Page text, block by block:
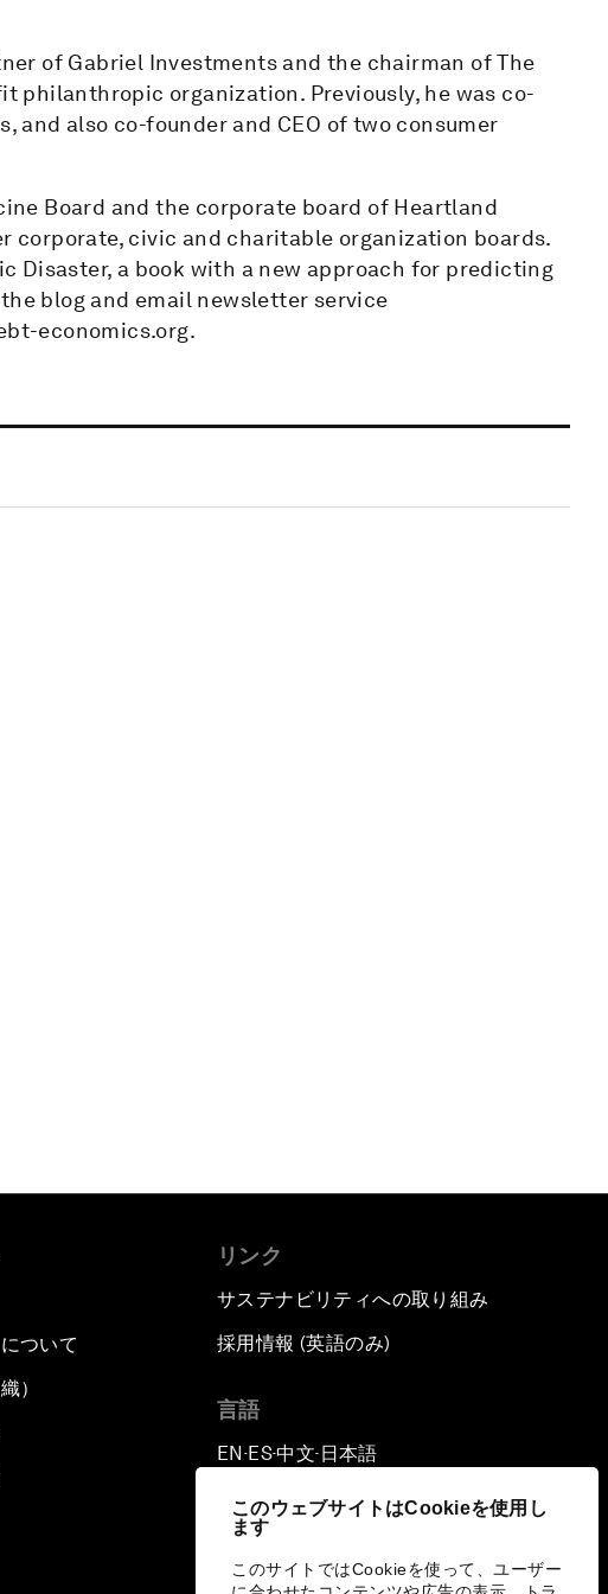
このウェブサイトはCookieを使用し
ます
このサイトではCookieを使って、ユーザー
of Gabriel Investments and the chairman of The
philanthropic organization. Previously, he was co-
and also co-founder and CEO of two consumer
Board and the corporate board of Heartland
corporate, civic and charitable organization boards.
Disaster, a book with a new approach for predicting
blog and email newsletter service
economics.org.
ついて
）
リンク
サステナビリティへの取り組み
採用情報 (英語のみ)
言語
EN ▪ ES▪中文▪ 日本語